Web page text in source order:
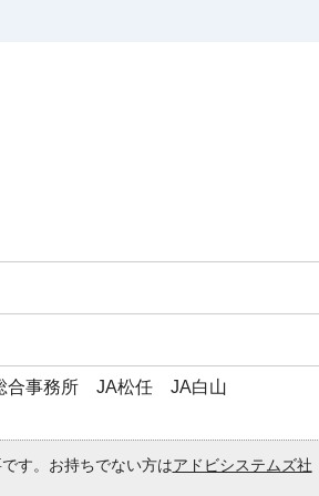
合事務所 JA松任 JA白山
す。お持ちでない方はアドビシステムズ社